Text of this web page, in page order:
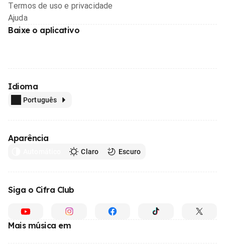
Termos de uso e privacidade
Ajuda
Baixe o aplicativo
Idioma
Português
Aparência
Claro Escuro
Siga o Cifra Club
Mais música em